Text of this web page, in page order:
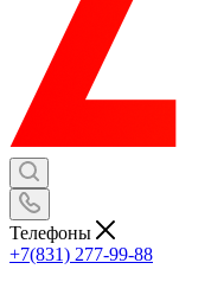
Телефоны
+7(831) 277-99-88